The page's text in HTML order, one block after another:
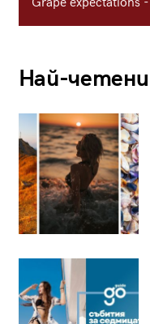
Grape expectations
Най-четени